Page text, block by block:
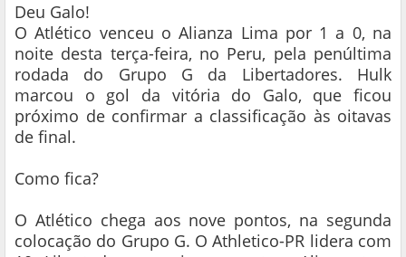
Deu Galo!
O Atlético venceu o Alianza Lima por 1 a 0, na
noite desta terça-feira, no Peru, pela penúltima
rodada do Grupo G da Libertadores. Hulk
marcou o gol da vitória do Galo, que ficou
próximo de confirmar a classificação às oitavas
de final.
Como fica?
O Atlético chega aos nove pontos, na segunda
colocação do Grupo G. O Athletico-PR lidera com